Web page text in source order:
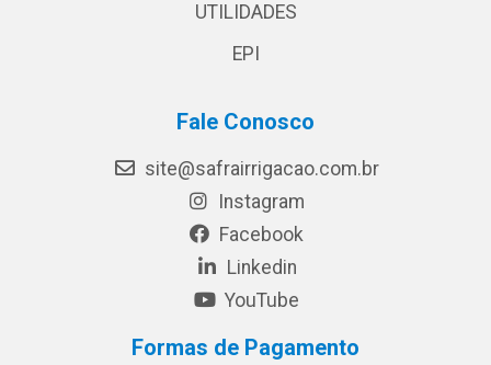
UTILIDADES
EPI
Fale Conosco
site@safrairrigacao.com.br
Instagram
Facebook
Linkedin
YouTube
Formas de Pagamento